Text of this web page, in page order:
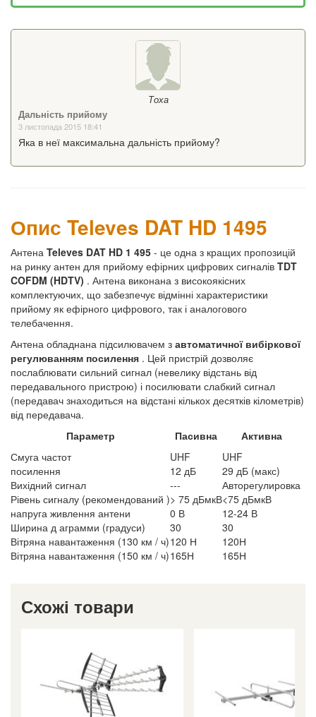
Тоха
Дальність прийому
3 листопада 2015 18:41
Яка в неї максимальна дальність прийому?
Опис Televes DAT HD 1495
Антена Televes DAT HD 1 495 - це одна з кращих пропозицій
на ринку антен для прийому ефірних цифрових сигналів TDT
COFDM (HDTV) . Антена виконана з високоякісних
комплектуючих, що забезпечує відмінні характеристики
прийому як ефірного цифрового, так і аналогового
телебачення.
Антена обладнана підсилювачем з автоматичної вибіркової
регулюванням посилення . Цей пристрій дозволяє
послаблювати сильний сигнал (невелику відстань від
передавального пристрою) і посилювати слабкий сигнал
(передавач знаходиться на відстані кількох десятків кілометрів)
від передавача.
Параметр
Пасивна
Активна
Смуга частот
UHF
UHF
посилення
12 дБ
29 дБ (макс)
Вихідний сигнал
---
Авторегулировка
Рівень сигналу (рекомендований )> 75 дБмкВ<75 дБмкВ
напруга живлення антени
0 В
12-24 В
Ширина д аграмми (градуси)
30
30
Вітряна навантаження (130 км / ч)120 Н
120Н
Вітряна навантаження (150 км / ч)165Н 165Н
Схожі товари